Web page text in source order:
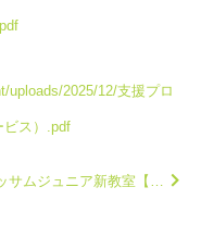
uploads/2025/12/支援プロ
ス）.pdf